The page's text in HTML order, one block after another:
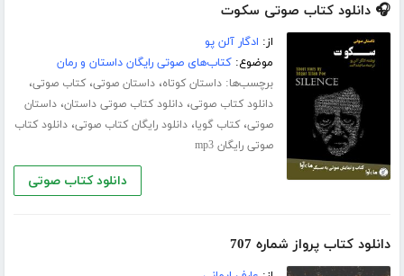
🎧 دانلود کتاب صوتی سکوت
از: ادگار آلن پو
موضوع:کتاب‌های صوتی رایگان داستان و رمان
برچسب‌ها:داستان کوتاه،داستان صوتی،کتاب صوتی،
دانلود کتاب صوتی،دانلود کتاب صوتی داستان،داستان
صوتی،کتاب گویا،دانلود رایگان کتاب صوتی،دانلود کتاب
صوتی رایگان mp3
دانلود کتاب صوتی
دانلود کتاب پرواز شماره 707